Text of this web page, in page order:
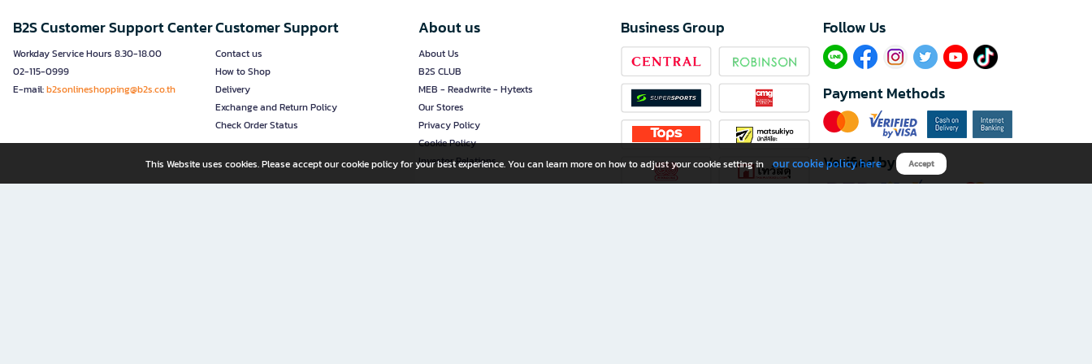
B2S Customer Support Center
Workday Service Hours 8.30-18.00
02-115-0999
E-mail:b2sonlineshopping@b2s.co.th
Customer Support
Contact us
How to Shop
Delivery
Exchange and Return Policy
Check Order Status
About us
About Us
B2S CLUB
MEB - Readwrite - Hytexts
Our Stores
Privacy Policy
Cookie Policy
Investor Relations
Business Group Follow Us​
Payment Methods
Verified by
This Website uses cookies. Please accept our cookie policy for your best experience. You can learn more on how to adjust your cookie setting in our cookie policy here Accept